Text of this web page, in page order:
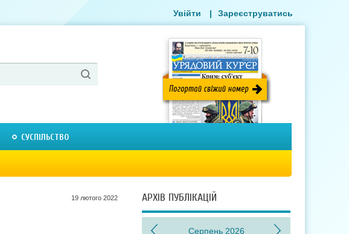
СУСПІЛЬСТВО
Увійти | Зареєструватись
19 лютого 2022 АРХІВ ПУБЛІКАЦІЙ
Серпень 2026